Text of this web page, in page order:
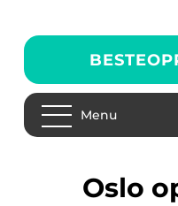
Menu
oslo